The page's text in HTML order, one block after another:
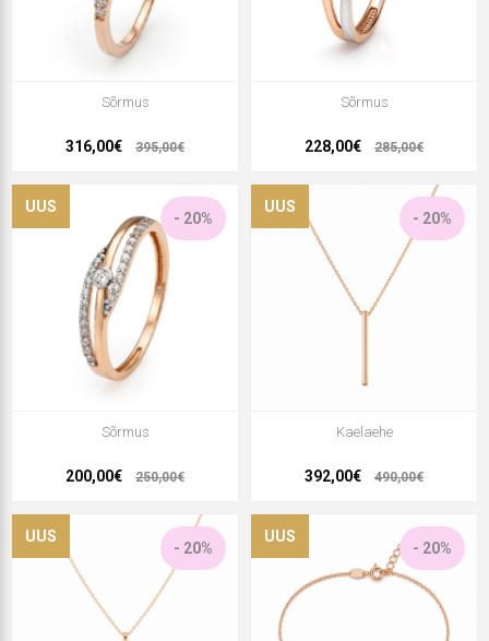
Sõrmus
316,00€ 395,00€
Sõrmus
228,00€ 285,00€
- 20%
UUS
Sõrmus
200,00€ 250,00€
- 20%
UUS
Kaelaehe
392,00€ 490,00€
- 20%
UUS
- 20%
UUS